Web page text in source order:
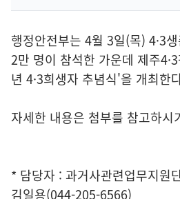
행정안전부는 4월 3일(목) 4·3
2만 명이 참석한 가운데 제주
년 4·3희생자 추념식'을 개최한
자세한 내용은 첨부를 참고하시
* 담당자 : 과거사관련업무지원
김일용(044-205-6566)